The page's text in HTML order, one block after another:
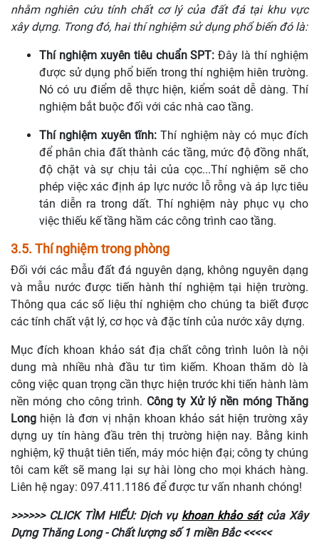
nhằm nghiên cứu tính chất cơ lý của đất đá tại khu vực
xây dựng. Trong đó, hai thí nghiệm sử dụng phổ biến đó là:
Thí nghiệm xuyên tiêu chuẩn SPT: Đây là thí nghiệm
được sử dụng phổ biến trong thí nghiệm hiên trường.
Nó có ưu điểm dễ thực hiện, kiểm soát dễ dàng. Thí
nghiệm bắt buộc đối với các nhà cao tầng.
Thí nghiệm xuyên tĩnh: Thí nghiệm này có mục đích
để phân chia đất thành các tầng, mức độ đồng nhất,
độ chặt và sự chịu tải của cọc...Thí nghiệm sẽ cho
phép việc xác định áp lực nước lỗ rỗng và áp lực tiêu
tán diễn ra trong dất. Thí nghiệm này phục vụ cho
việc thiếu kế tầng hầm các công trình cao tầng.
3.5. Thí nghiệm trong phòng
Đối với các mẫu đất đá nguyên dạng, không nguyên dạng
và mẫu nước được tiến hành thí nghiệm tại hiện trường.
Thông qua các số liệu thí nghiệm cho chúng ta biết được
các tính chất vật lý, cơ học và đặc tính của nước xây dựng.
Mục đích khoan khảo sát địa chất công trình luôn là nội
dung mà nhiều nhà đầu tư tìm kiếm. Khoan thăm dò là
công việc quan trọng cần thực hiện trước khi tiến hành làm
nền móng cho công trình. Công ty Xử lý nền móng Thăng
Long hiện là đơn vị nhận khoan khảo sát hiện trường xây
dựng uy tín hàng đầu trên thị trường hiện nay. Bằng kinh
nghiệm, kỹ thuật tiên tiến, máy móc hiện đại; công ty chúng
tôi cam kết sẽ mang lại sự hài lòng cho mọi khách hàng.
Liên hệ ngay: 097.411.1186 để được tư vấn nhanh chóng!
>>>>>> CLICK TÌM HIỂU: Dịch vụ khoan khảo sátcủa Xây
Dựng Thăng Long - Chất lượng số 1 miền Bắc <<<<<